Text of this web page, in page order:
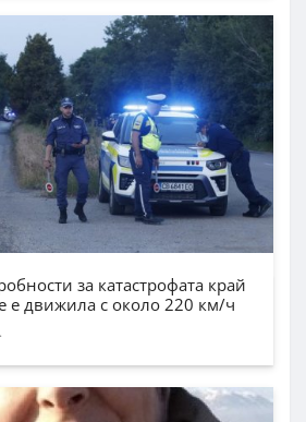
за катастрофата край
е движила с около 220 км/ч